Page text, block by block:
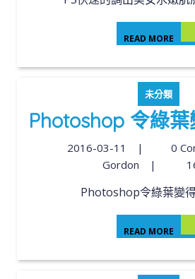
READ MORE
未分類
Photoshop 令綠
2016-03-11 | 0
Gordon
|
Photoshop令綠葉變
READ MORE